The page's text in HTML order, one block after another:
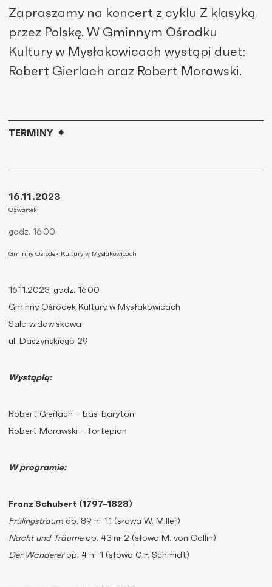
Zapraszamy na koncert z cyklu Z klasyką
przez Polskę. W Gminnym Ośrodku
Kultury w Mysłakowicach wystąpi duet:
Robert Gierlach oraz Robert Morawski.
16.11.2023, godz. 16.00
Gminny Ośrodek Kultury w Mysłakowicach
Sala widowiskowa
ul. Daszyńskiego 29
Wystąpią:
Robert Gierlach – bas-baryton
Robert Morawski – fortepian
W programie:
Franz Schubert (1797–1828)
Frülingstraum op. 89 nr 11 (słowa W. Miller)
Nacht und Träume op. 43 nr 2 (słowa M. von Collin)
Der Wanderer op. 4 nr 1 (słowa G.F. Schmidt)
TERMINY
16.11.2023
Czwartek
godz. 16:00
Gminny Ośrodek Kultury w Mysłakowicach